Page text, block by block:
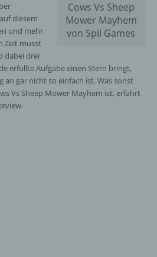
Cows Vs Sheep
Mower Mayhem
von Spil Games
diesem
und mehr.
Zeit musst
dabei drei
erfüllte Aufgabe einen Stern bringt,
an gar nicht so einfach ist. Was sonst
Vs Sheep Mower Mayhem ist, erfahrt